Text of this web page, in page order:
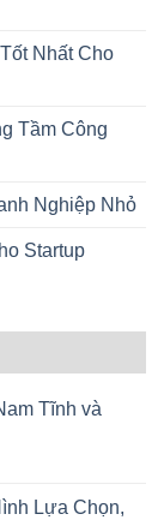
Nhất Cho
Tầm Công
Nghiệp Nhỏ
Startup
Tĩnh và
Lựa Chọn,